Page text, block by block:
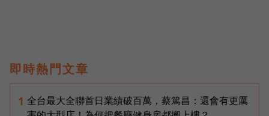
即時熱門文章
1 全台最大全聯首日業績破百萬，蔡篤昌：還會有更厲